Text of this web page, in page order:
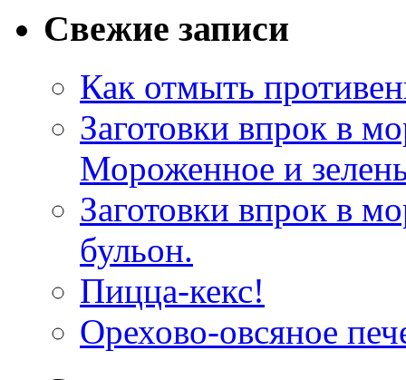
Свежие записи
Как отмыть
Заготовки впрок в
Мороженное и
Заготовки впрок в
бульон.
Пицца-кекс!
Орехово-овсяное